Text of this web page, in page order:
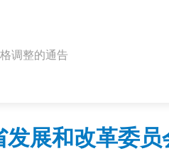
调整的通告
发展和改革委